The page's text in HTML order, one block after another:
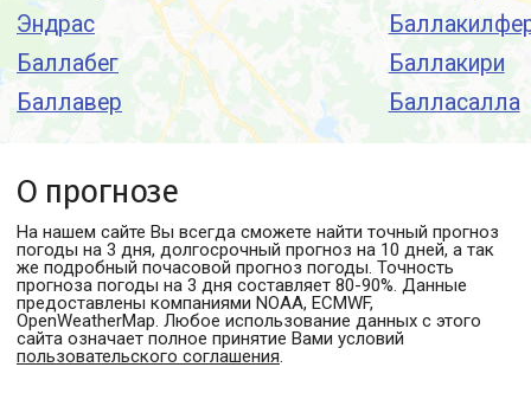
Эндрас
Баллабег
Баллавер
Баллакири
Балласалла
О прогнозе
На нашем сайте Вы всегда сможете найти точный прогноз
погоды на 3 дня, долгосрочный прогноз на 10 дней, а так
же подробный почасовой прогноз погоды. Точность
прогноза погоды на 3 дня составляет 80-90%. Данные
предоставлены компаниями NOAA, ECMWF,
OpenWeatherMap. Любое использование данных с этого
сайта означает полное принятие Вами условий
пользовательского соглашения.